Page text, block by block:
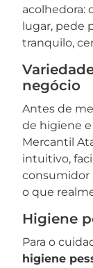
acolhedora:
lugar, pede
tranquilo,
negócio
Antes de
de higiene e
Mercantil
intuitivo,
consumidor
o que
Higiene
Para o
higiene